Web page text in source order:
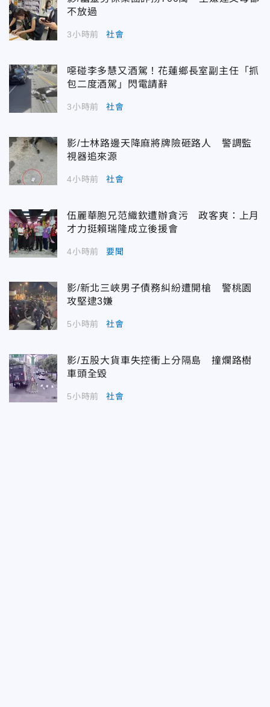
不放過
3小時前 社會
噁碰李多慧又酒駕！花蓮鄉長室副主任「抓
包二度酒駕」閃電請辭
3小時前 社會
影/士林路邊天降麻將牌險砸路人 警調監
視器追來源
4小時前 社會
伍麗華胞兄范織欽遭辦貪污 政客爽：上月
才力挺賴瑞隆成立後援會
4小時前 要聞
影/新北三峽男子債務糾紛遭開槍 警桃園
攻堅逮3嫌
5小時前 社會
影/五股大貨車失控衝上分隔島 撞爛路樹
車頭全毀
5小時前 社會